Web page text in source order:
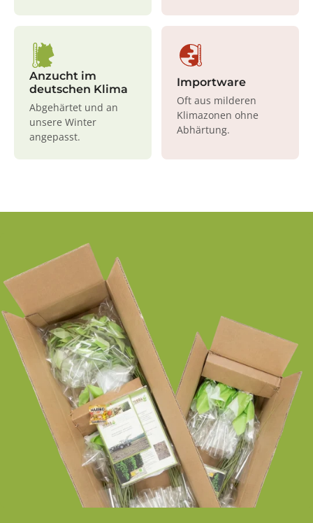
Anzucht im
deutschen Klima
Abgehärtet und an
unsere Winter
angepasst.
Importware
Oft aus milderen
Klimazonen ohne
Abhärtung.